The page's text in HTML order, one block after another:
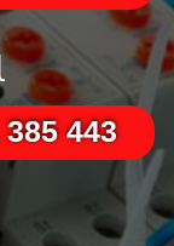
385 443